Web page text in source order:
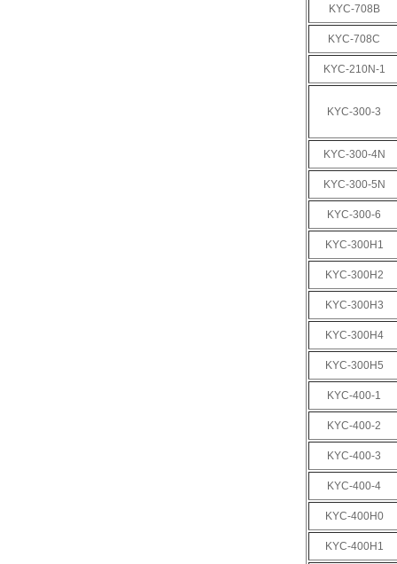
KYC-708B
KYC-708C
KYC-210N-1
KYC-300-3
KYC-300-4N
KYC-300-5N
KYC-300-6
KYC-300H1
KYC-300H2
KYC-300H3
KYC-300H4
KYC-300H5
KYC-400-1
KYC-400-2
KYC-400-3
KYC-400-4
KYC-400H0
KYC-400H1